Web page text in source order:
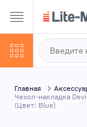
Главная
Чехол-накладка
(Цвет: Blue)